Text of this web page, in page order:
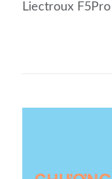
Liectroux F5Pro